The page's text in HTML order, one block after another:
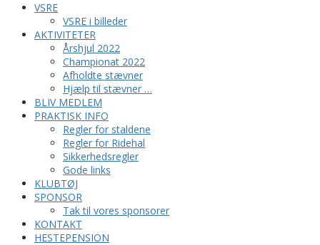
VSRE
VSRE i billeder
AKTIVITETER
Årshjul 2022
Championat 2022
Afholdte stævner
Hjælp til stævner …
BLIV MEDLEM
PRAKTISK INFO
Regler for staldene
Regler for Ridehal
Sikkerhedsregler
Gode links
KLUBTØJ
SPONSOR
Tak til vores sponsorer
KONTAKT
HESTEPENSION